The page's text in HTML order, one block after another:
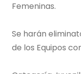
Femeninas.
Se harán
de los Equipos